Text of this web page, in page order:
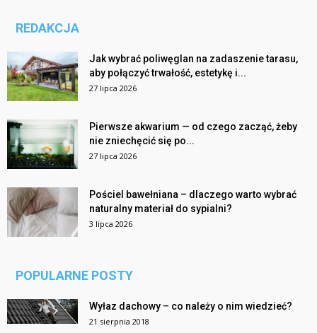
REDAKCJA
Jak wybrać poliwęglan na zadaszenie tarasu,
aby połączyć trwałość, estetykę i...
27 lipca 2026
Pierwsze akwarium — od czego zacząć, żeby
nie zniechęcić się po...
27 lipca 2026
Pościel bawełniana – dlaczego warto wybrać
naturalny materiał do sypialni?
3 lipca 2026
POPULARNE POSTY
Wyłaz dachowy – co należy o nim wiedzieć?
21 sierpnia 2018